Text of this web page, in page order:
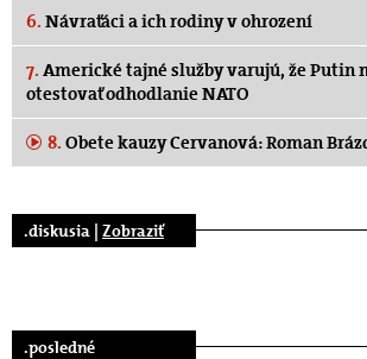
6. Návraťáci a ich rodiny v ohrození
7. Americké tajné služby varujú, že Putin
otestovať odhodlanie NATO
8. Obete kauzy Cervanová: Roman
.diskusia | Zobraziť
.posledné